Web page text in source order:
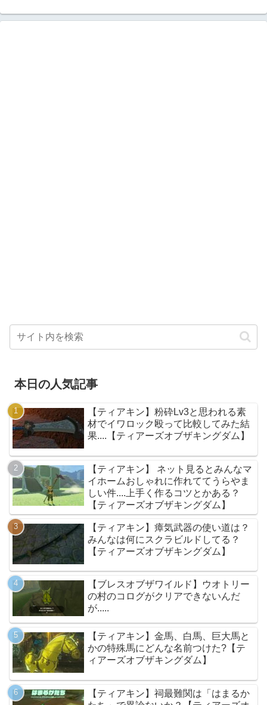
本日の人気記事
【ティアキン】粉砕Lv3と思われる素
材でイワロック殴って比較してみた結
果....【ティアーズオブザキングダム】
【ティアキン】 ネット見るとみんなマ
イホームおしゃれに作れててうらやま
しい件....上手く作るコツとかある？
【ティアーズオブザキングダム】
【ティアキン】瘴気武器の使い道は？
みんなは何にスクラビルドしてる？
【ティアーズオブザキングダム】
【ブレスオブザワイルド】ウオトリー
の村のコログがクリアできないんだ
が.....
【ティアキン】金馬、白馬、巨大馬と
かの特殊馬にどんな名前つけた?【テ
ィアーズオブザキングダム】
【ティアキン】祠最難関は「はまるか